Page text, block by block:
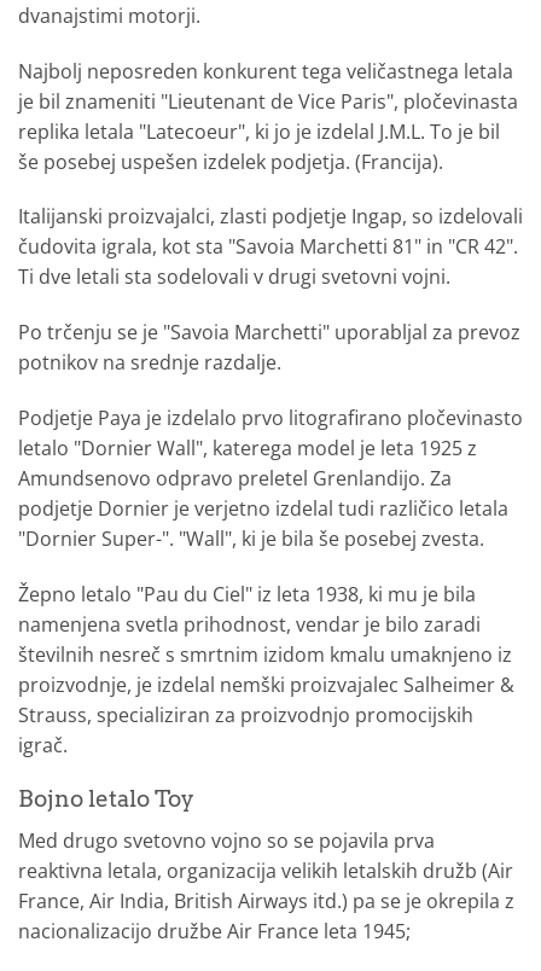
dvanajstimi motorji.
Najbolj neposreden konkurent tega veličastnega letala
je bil znameniti "Lieutenant de Vice Paris", pločevinasta
replika letala "Latecoeur", ki jo je izdelal J.M.L. To je bil
še posebej uspešen izdelek podjetja. (Francija).
Italijanski proizvajalci, zlasti podjetje Ingap, so izdelovali
čudovita igrala, kot sta "Savoia Marchetti 81" in "CR 42".
Ti dve letali sta sodelovali v drugi svetovni vojni.
Po trčenju se je "Savoia Marchetti" uporabljal za prevoz
potnikov na srednje razdalje.
Podjetje Paya je izdelalo prvo litografirano pločevinasto
letalo "Dornier Wall", katerega model je leta 1925 z
Amundsenovo odpravo preletel Grenlandijo. Za
podjetje Dornier je verjetno izdelal tudi različico letala
"Dornier Super-". "Wall", ki je bila še posebej zvesta.
Žepno letalo "Pau du Ciel" iz leta 1938, ki mu je bila
namenjena svetla prihodnost, vendar je bilo zaradi
številnih nesreč s smrtnim izidom kmalu umaknjeno iz
proizvodnje, je izdelal nemški proizvajalec Salheimer &
Strauss, specializiran za proizvodnjo promocijskih
igrač.
Bojno letalo Toy
Med drugo svetovno vojno so se pojavila prva
reaktivna letala, organizacija velikih letalskih družb (Air
France, Air India, British Airways itd.) pa se je okrepila z
nacionalizacijo družbe Air France leta 1945;